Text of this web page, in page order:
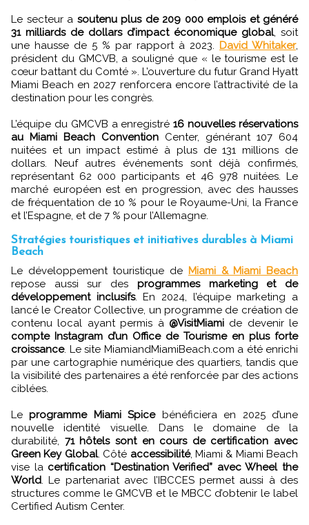
Le secteur a soutenu plus de 209 000 emplois et généré
31 milliards de dollars d’impact économique global, soit
une hausse de 5 % par rapport à 2023. David Whitaker,
président du GMCVB, a souligné que « le tourisme est le
cœur battant du Comté ». L’ouverture du futur Grand Hyatt
Miami Beach en 2027 renforcera encore l’attractivité de la
destination pour les congrès.
L’équipe du GMCVB a enregistré16 nouvelles réservations
au Miami Beach Convention Center, générant 107 604
nuitées et un impact estimé à plus de 131 millions de
dollars. Neuf autres événements sont déjà confirmés,
représentant 62 000 participants et 46 978 nuitées. Le
marché européen est en progression, avec des hausses
de fréquentation de 10 % pour le Royaume-Uni, la France
et l’Espagne, et de 7 % pour l’Allemagne.
Stratégies touristiques et initiatives durables à Miami
Beach
Le développement touristique de Miami & Miami Beach
repose aussi sur des programmes marketing et de
développement inclusifs. En 2024, l’équipe marketing a
lancé le Creator Collective, un programme de création de
contenu local ayant permis à @VisitMiamide devenir le
compte Instagram d’un Office de Tourisme en plus forte
croissance. Le site MiamiandMiamiBeach.com a été enrichi
par une cartographie numérique des quartiers, tandis que
la visibilité des partenaires a été renforcée par des actions
ciblées.
Leprogramme Miami Spicebénéficiera en 2025 d’une
nouvelle identité visuelle. Dans le domaine de la
durabilité, 71 hôtels sont en cours de certification avec
Green Key Global. Côté accessibilité, Miami & Miami Beach
vise la certification “Destination Verified” avec Wheel the
World . Le partenariat avec l’IBCCES permet aussi à des
structures comme le GMCVB et le MBCC d’obtenir le label
Certified Autism Center.